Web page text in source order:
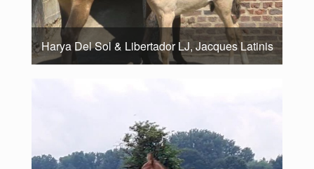
Harya Del Sol & Libertador LJ, Jacques Latinis